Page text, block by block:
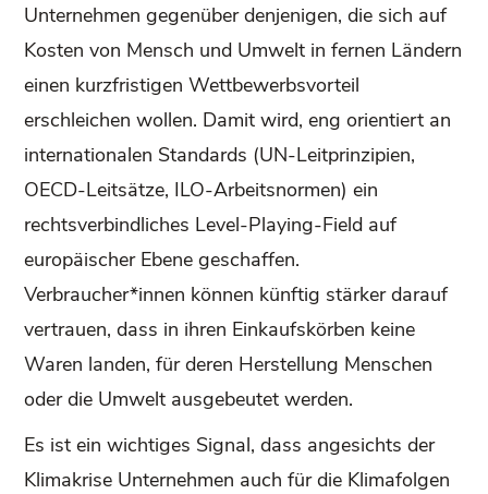
Unternehmen gegenüber denjenigen, die sich auf
Kosten von Mensch und Umwelt in fernen Ländern
einen kurzfristigen Wettbewerbsvorteil
erschleichen wollen. Damit wird, eng orientiert an
internationalen Standards (UN-Leitprinzipien,
OECD-Leitsätze, ILO-Arbeitsnormen) ein
rechtsverbindliches Level-Playing-Field auf
europäischer Ebene geschaffen.
Verbraucher*innen können künftig stärker darauf
vertrauen, dass in ihren Einkaufskörben keine
Waren landen, für deren Herstellung Menschen
oder die Umwelt ausgebeutet werden.
Es ist ein wichtiges Signal, dass angesichts der
Klimakrise Unternehmen auch für die Klimafolgen